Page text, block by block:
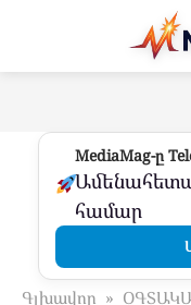
Перейти
контенту
MediaMag-ը
համար
Գլխավոր »